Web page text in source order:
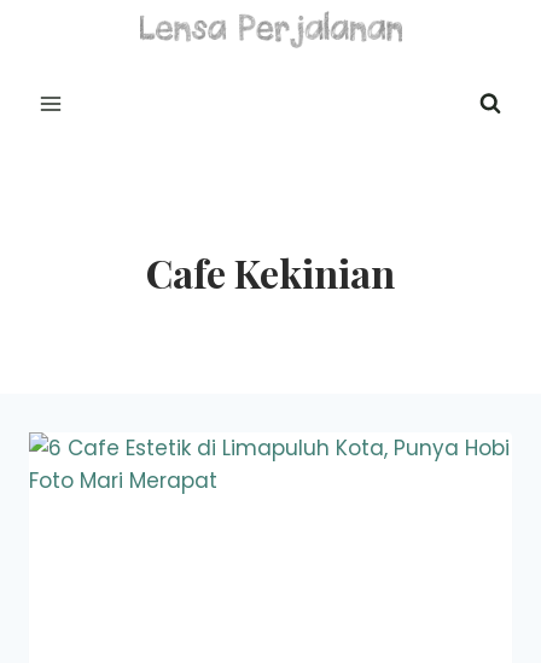
Cafe Kekinian